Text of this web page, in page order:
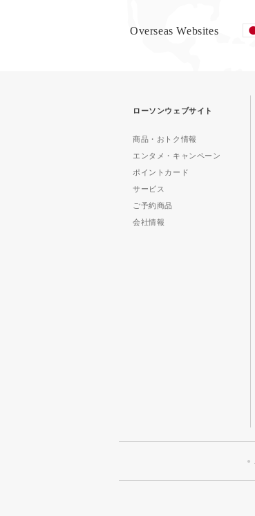
Overseas Websites
ローソンウェブサイト
商品・おトク情報
エンタメ・キャンペーン
ポイントカード
サービス
ご予約商品
会社情報